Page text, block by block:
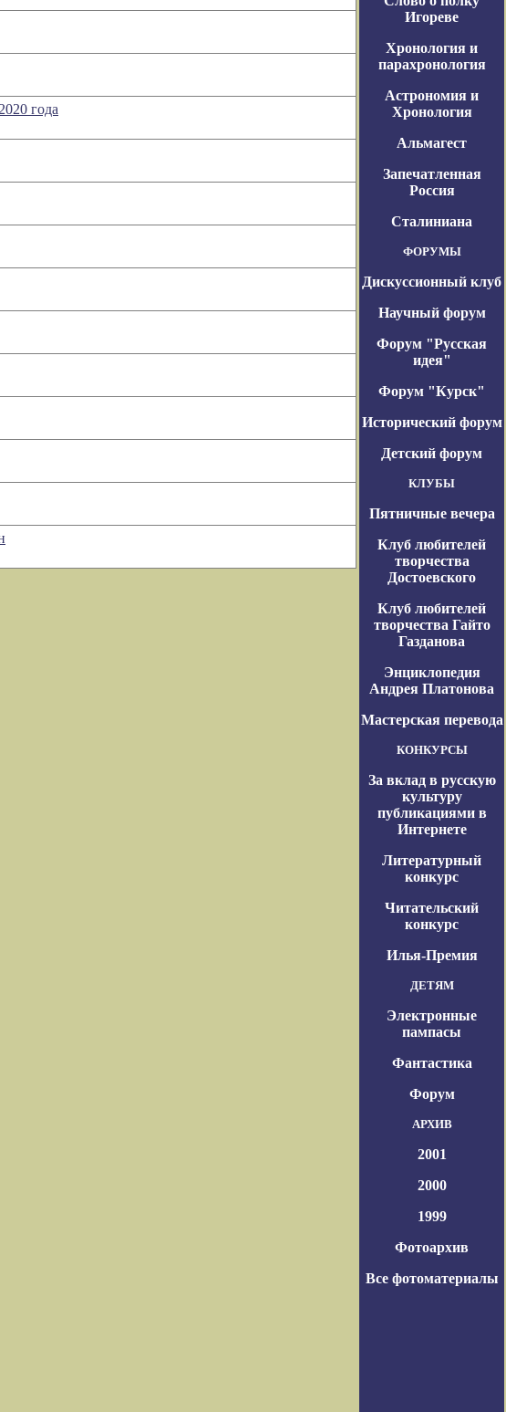
года
Игореве
Хронология и
парахронология
Астрономия и
Хронология
Альмагест
Запечатленная
Россия
Сталиниана
ФОРУМЫ
Дискуссионный клуб
Научный форум
Форум "Русская
идея"
Форум "Курск"
Исторический форум
Детский форум
КЛУБЫ
Пятничные вечера
Клуб любителей
творчества
Достоевского
Клуб любителей
творчества Гайто
Газданова
Энциклопедия
Андрея Платонова
Мастерская перевода
КОНКУРСЫ
За вклад в русскую
культуру
публикациями в
Интернете
Литературный
конкурс
Читательский
конкурс
Илья-Премия
ДЕТЯМ
Электронные
пампасы
Фантастика
Форум
АРХИВ
2001
2000
1999
Фотоархив
Все фотоматериалы